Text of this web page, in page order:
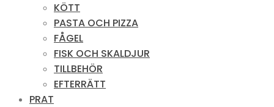
KÖTT
PASTA OCH PIZZA
FÅGEL
FISK OCH SKALDJUR
TILLBEHÖR
EFTERRÄTT
PRAT